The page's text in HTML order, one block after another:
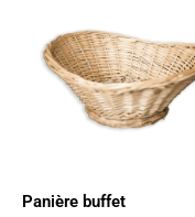
Panière buffet